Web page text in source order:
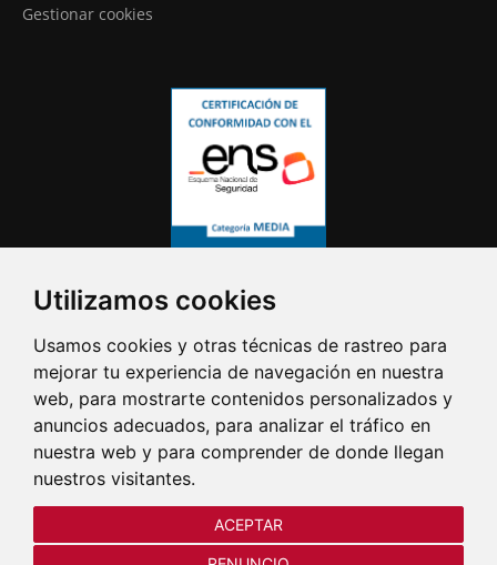
Utilizamos cookies
Usamos cookies y otras técnicas de rastreo para
mejorar tu experiencia de navegación en nuestra
web, para mostrarte contenidos personalizados y
anuncios adecuados, para analizar el tráfico en
nuestra web y para comprender de donde llegan
nuestros visitantes.
ACEPTAR
Gestionar cookies